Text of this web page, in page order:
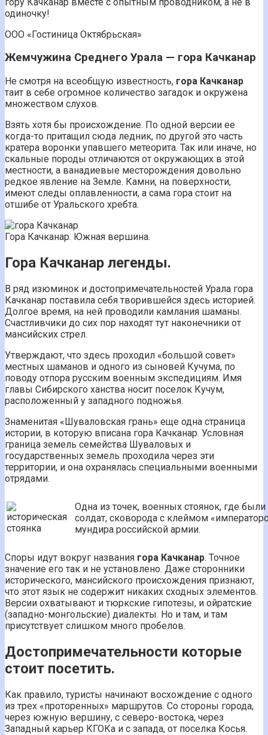
одиночку!
ООО «Гостиница Октябрьская»
Жемчужина Среднего Урала — гора Качканар
Не смотря на всеобщую известность, гора Качканар
таит в себе огромное количество загадок и окружена
множеством слухов.
Взять хотя бы происхождение. По одной версии ее
когда-то притащил сюда ледник, по другой это часть
кратера воронки упавшего метеорита. Так или иначе, но
скальные породы отличаются от окружающих в этой
местности, а ванадиевые месторождения довольно
редкое явление на Земле. Камни, на поверхности,
имеют следы оплавленности, а сама гора стоит на
отшибе от Уральского хребта.
Гора Качканар. Южная вершина.
Гора Качканар легенды.
В ряд изюминок и достопримечательностей Урала гора
Качканар поставила себя творившейся здесь историей.
Долгое время, на ней проводили камлания шаманы.
Счастливчики до сих пор находят тут наконечники от
мансийских стрел.
Утверждают, что здесь проходил «большой совет»
местных шаманов и одного из сыновей Кучума, по
поводу отпора русским военным экспедициям. Имя
главы Сибирского ханства носит поселок Кучум,
расположенный у западного подножья.
Знаменитая «Шуваловская грань» еще одна страница
истории, в которую вписана гора Качканар. Условная
граница земель семейства Шуваловых и
государственных земель проходила через эти
территории, и она охранялась специальными военными
отрядами.
Одна из точек, военных стоянок, где
солдат, сковорода с клеймом
мундира российской армии.
Споры идут вокруг названия гора Качканар. Точное
значение его так и не установлено. Даже сторонники
исторического, мансийского происхождения признают,
что этот язык не содержит никаких сходных элементов.
Версии охватывают и тюркские гипотезы, и ойратские
(западно-монгольские) диалекты. Но и там, и там
присутствует слишком много пробелов.
Достопримечательности которые
стоит посетить.
Как правило, туристы начинают восхождение с одного
из трех «проторенных» маршрутов. Со стороны города,
через южную вершину, с северо-востока, через
Западный карьер КГОКа и с запада, от поселка Косья.